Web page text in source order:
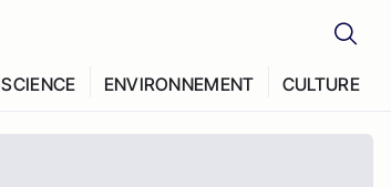
SCIENCE ENVIRONNEMENT CULTURE